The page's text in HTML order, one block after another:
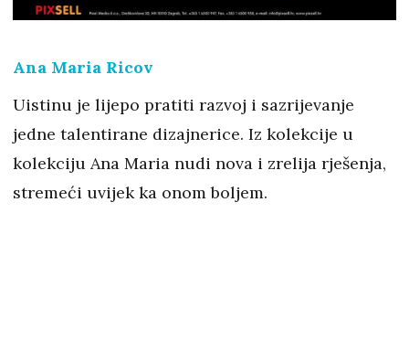
Ana Maria Ricov
Uistinu je lijepo pratiti razvoj i sazrijevanje
jedne talentirane dizajnerice. Iz kolekcije u
kolekciju Ana Maria nudi nova i zrelija rješenja,
stremeći uvijek ka onom boljem.